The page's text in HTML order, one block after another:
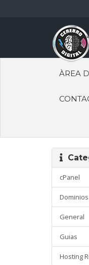
ÀREA
cPanel
Dominios
General
Guias
Hosting